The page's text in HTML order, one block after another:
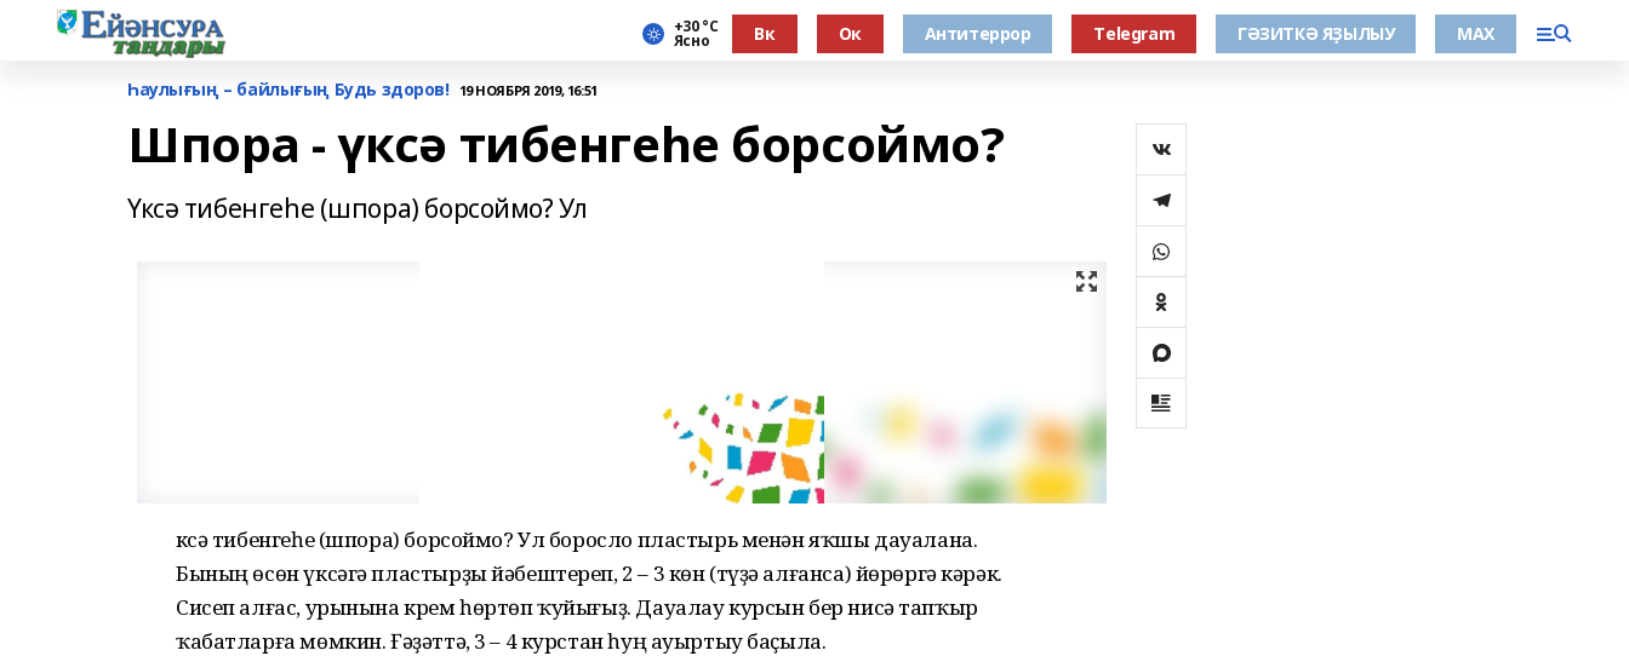
+30 °С
Ясно Вк Ок Антитеррор Тelegram ГӘЗИТКӘ ЯҘЫЛЫУ МАХ
Һаулығың – байлығың Будь здоров! 19 НОЯБРЯ 2019, 16:51
Шпора - үксә тибенгеһе борсоймо?
Үксә тибенгеһе (шпора) борсоймо? Ул
Үксә тибенгеһе (шпора) борсоймо? Ул боросло пластырь менән яҡшы дауалана.
Бының өсөн үксәгә пластырҙы йәбештереп, 2 – 3 көн (түҙә алғанса) йөрөргә кәрәк.
Сисеп алғас, урынына крем һөртөп ҡуйығыҙ. Дауалау курсын бер нисә тапҡыр
ҡабатларға мөмкин. Ғәҙәттә, 3 – 4 курстан һуң ауыртыу баҫыла.